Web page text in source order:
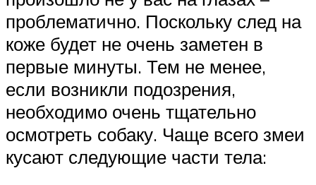
проблематично. Поскольку след на
коже будет не очень заметен в
первые минуты. Тем не менее,
если возникли подозрения,
необходимо очень тщательно
осмотреть собаку. Чаще всего змеи
кусают следующие части тела: